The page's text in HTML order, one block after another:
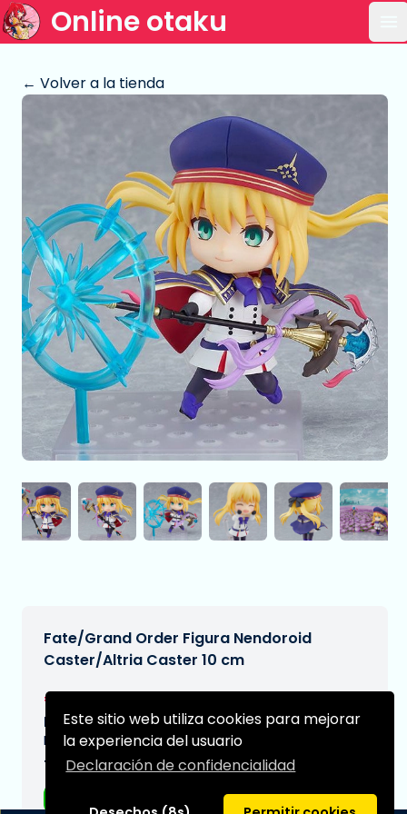
Este sitio web utiliza cookies para mejorar
la experiencia del usuario
Declaración de confidencialidad
Online otaku
← Volver a la tienda
Fate/Grand Order Figura Nendoroid
Caster/Altria Caster 10 cm
€59,95
Fecha de entrega prevista:
N/A
Tipo: